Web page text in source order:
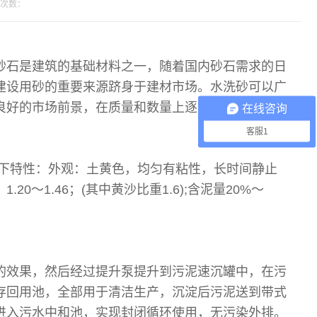
数：
是建筑的基础材料之一，随着国内砂石需求的日
用砂的重要来源跻身于建材市场。水洗砂可以广
的市场前景，在质量和数量上逐渐替代天然砂是
特性：外观：土黄色，均匀有粘性，长时间静止
～1.46；(其中黄沙比重1.6);含泥量20%～
果，然后经过提升泵提升到污泥速沉罐中，在污
用池，全部用于清洁生产，沉淀后污泥送到带式
污水中和池，实现封闭循环使用，无污染外排。
在线咨询
客服1